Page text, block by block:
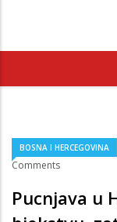
BOSNA I HERCEGOVINA
Comments
Pucnjava u